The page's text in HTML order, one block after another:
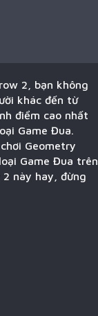
2, bạn không
khác đến từ
điểm cao nhất
Game Đua.
Geometry
Game Đua trên
này hay, đừng